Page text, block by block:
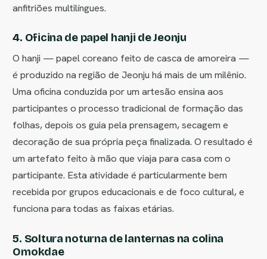
anfitriões multilíngues.
4. Oficina de papel hanji de Jeonju
O hanji — papel coreano feito de casca de amoreira —
é produzido na região de Jeonju há mais de um milênio.
Uma oficina conduzida por um artesão ensina aos
participantes o processo tradicional de formação das
folhas, depois os guia pela prensagem, secagem e
decoração de sua própria peça finalizada. O resultado é
um artefato feito à mão que viaja para casa com o
participante. Esta atividade é particularmente bem
recebida por grupos educacionais e de foco cultural, e
funciona para todas as faixas etárias.
5. Soltura noturna de lanternas na colina
Omokdae